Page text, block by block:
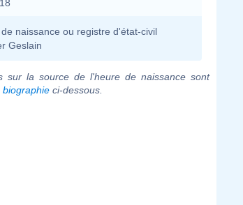
naissance ou registre d'état-civil
Geslain
sur la source de l'heure de naissance sont
biographie ci-dessous.